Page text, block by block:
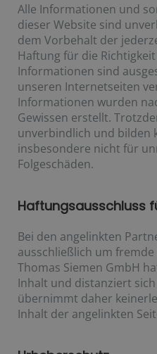
Alle Informationen und
dieser Website sind
dem Vorbehalt der
Haftung für die
Informationen sind
unseren Internetseiten
Informationen wurden
Gewissen erstellt.
unverbindlich und bilden
insbesondere nicht für
Folgeschäden.
Haftungsausschluss
Bei den angelinkten
ausschließlich um
Thomas Siemen GmbH
Inhalt und distanziert
übernimmt daher
Inhalt der angelinkten